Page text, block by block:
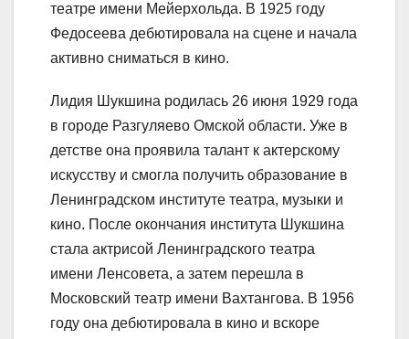
театре имени Мейерхольда. В 1925 году
Федосеева дебютировала на сцене и начала
активно сниматься в кино.
Лидия Шукшина родилась 26 июня 1929 года
в городе Разгуляево Омской области. Уже в
детстве она проявила талант к актерскому
искусству и смогла получить образование в
Ленинградском институте театра, музыки и
кино. После окончания института Шукшина
стала актрисой Ленинградского театра
имени Ленсовета, а затем перешла в
Московский театр имени Вахтангова. В 1956
году она дебютировала в кино и вскоре